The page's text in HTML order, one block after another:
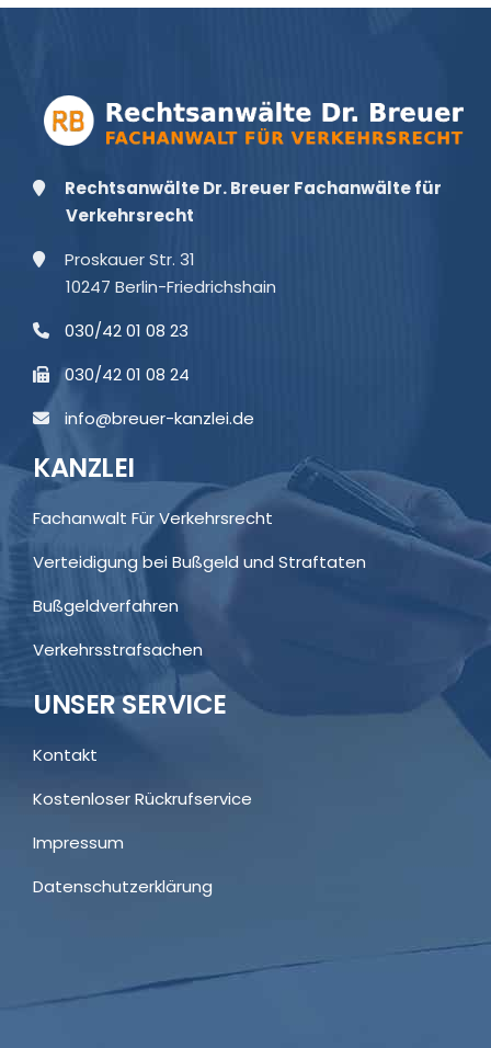
Rechtsanwälte Dr. Breuer Fachanwälte für
Verkehrsrecht
Proskauer Str. 31
10247 Berlin-Friedrichshain
030/42 01 08 23
030/42 01 08 24
info@breuer-kanzlei.de
KANZLEI
Fachanwalt Für Verkehrsrecht
Verteidigung bei Bußgeld und Straftaten
Bußgeldverfahren
Verkehrsstrafsachen
UNSER SERVICE
Kontakt
Kostenloser Rückrufservice
Impressum
Datenschutzerklärung